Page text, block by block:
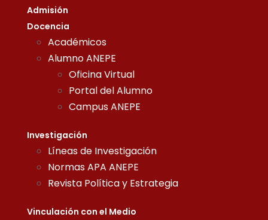
Admisión
Docencia
Académicos
Alumno ANEPE
Oficina Virtual
Portal del Alumno
Campus ANEPE
Investigación
Líneas de Investigación
Normas APA ANEPE
Revista Política y Estrategia
Vinculación con el Medio